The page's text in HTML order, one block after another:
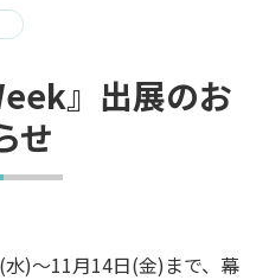
』出展のお
せ
)～11月14日(金)まで、幕